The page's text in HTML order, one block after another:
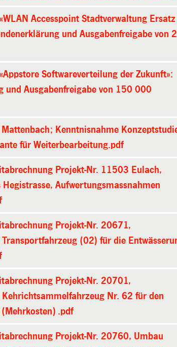
Accesspoint Stadtverwaltung Ersatz
und Ausgabenfreigabe von
Softwareverteilung der Zukunft»:
und Ausgabenfreigabe von 150 000
Mattenbach; Kenntnisnahme
für Weiterbearbeitung.pdf
Projekt-Nr. 11503 Eulach,
Hegistrasse, Aufwertungsmassnahmen
Projekt-Nr. 20671,
(02) für die
Projekt-Nr. 20701,
Kehrichtsammelfahrzeug Nr. 62 für den
.pdf
Projekt-Nr. 20760, Umbau